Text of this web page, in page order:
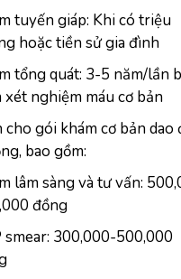
tuyến giáp: Khi có triệu
hoặc tiền sử gia đình
tổng quát: 3-5 năm/lần
xét nghiệm máu cơ bản
cho gói khám cơ bản dao
bao gồm:
lâm sàng và tư vấn:
đồng
smear: 300,000-500,000